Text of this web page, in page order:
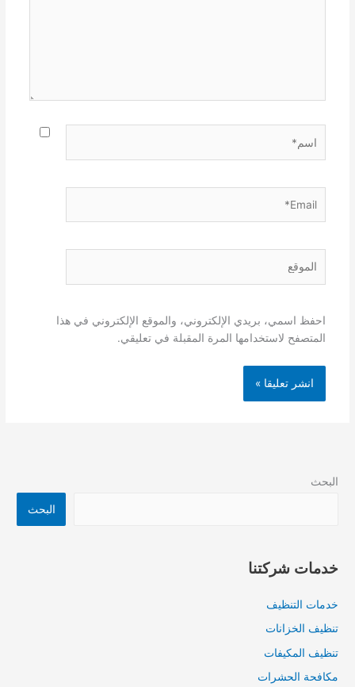
احفظ اسمي، بريدي الإلكتروني، والموقع الإلكتروني في هذا
المتصفح لاستخدامها المرة المقبلة في تعليقي.
البحث
البحث
خدمات شركتنا
خدمات التنظيف
تنظيف الخزانات
تنظيف المكيفات
مكافحة الحشرات